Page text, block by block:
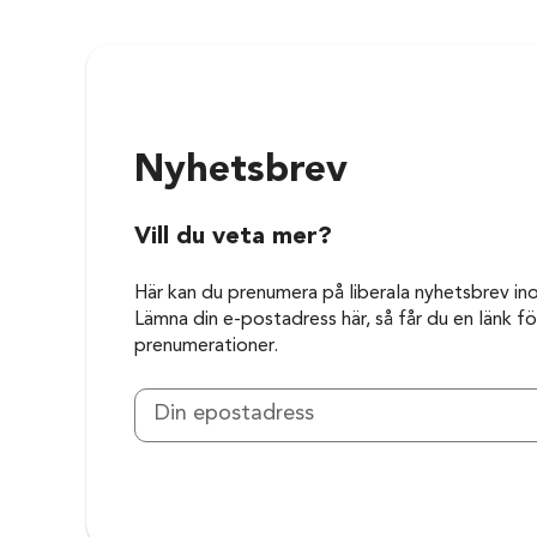
Nyhetsbrev
Vill du veta mer?
Här kan du prenumera på liberala nyhetsbrev
Lämna din e-postadress här, så får du en länk
prenumerationer.